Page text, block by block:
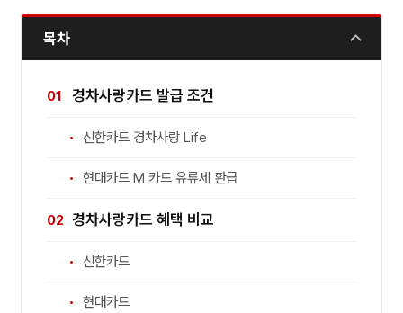
목차
경차사랑카드 발급 조건
신한카드 경차사랑 Life
현대카드 M 카드 유류세 환급
경차사랑카드 혜택 비교
신한카드
현대카드